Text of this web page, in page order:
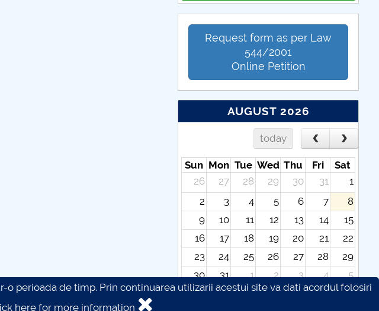
Request form as per Law
544/2001
Online Petition
AUGUST 2026
today
Sun Mon Tue Wed Thu Fri
Sat
26
27 28 29 30 31
1
2
3 4 5 6 7
8
9
10 11 12 13 14
15
16
17 18 19 20 21
22
23
24 25 26 27 28
29
30
31 1 2 3 4
5
perioada de timp. Prin continuarea utilizarii acestui site va dati acordul folosiri
here for more information